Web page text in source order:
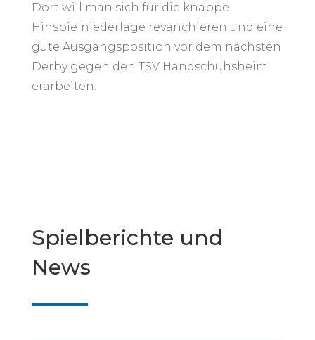
Dort will man sich für die knappe
Hinspielniederlage revanchieren und eine
gute Ausgangsposition vor dem nächsten
Derby gegen den TSV Handschuhsheim
erarbeiten.
Spielberichte und
News